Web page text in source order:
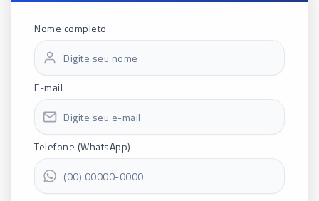
Nome completo
E-mail
Telefone (WhatsApp)